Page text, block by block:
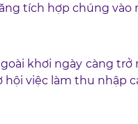
tích hợp chúng vào
khơi ngày càng
hội việc làm thu nhập